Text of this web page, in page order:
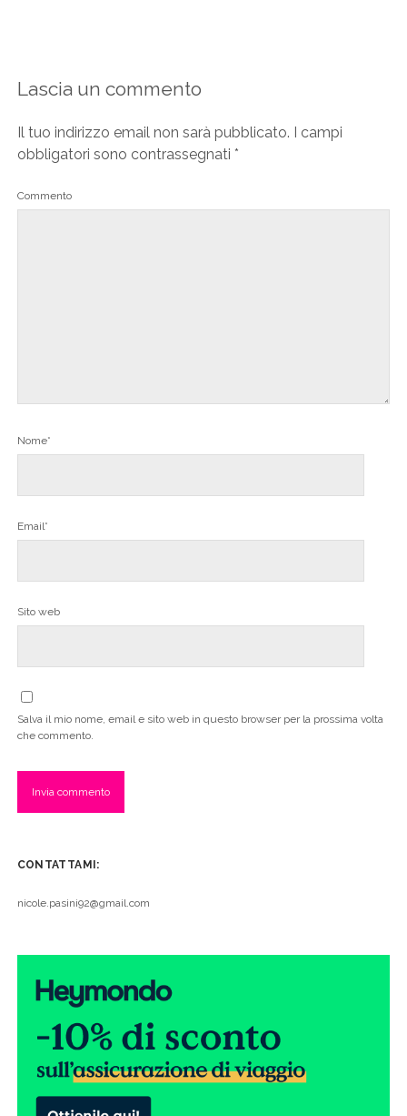
Lascia un commento
Il tuo indirizzo email non sarà pubblicato. I campi
obbligatori sono contrassegnati *
Commento
Nome*
Email*
Sito web
Salva il mio nome, email e sito web in questo browser per la prossima volta
che commento.
CONTATTAMI:
nicole.pasini92@gmail.com